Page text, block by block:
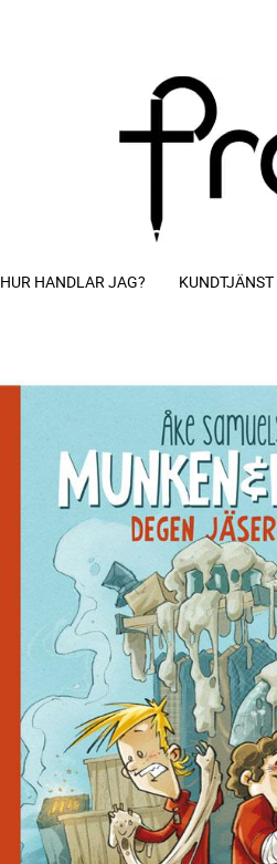
HUR HANDLAR JAG? KUNDTJÄNST